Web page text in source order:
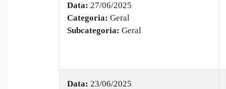
Data: 27/06/2025
Categoria: Geral
Subcategoria: Geral
Data: 23/06/2025